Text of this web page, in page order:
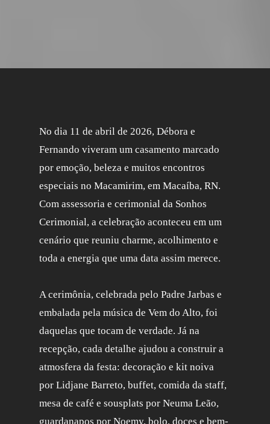
No dia 11 de abril de 2026, Débora e
Fernando viveram um casamento marcado
por emoção, beleza e muitos encontros
especiais no Macamirim, em Macaíba, RN.
Com assessoria e cerimonial da Sonhos
Cerimonial, a celebração aconteceu em um
cenário que reuniu charme, acolhimento e
toda a energia que uma data assim merece.
A cerimônia, celebrada pelo Padre Jarbas e
embalada pela música de Vem do Alto, foi
daquelas que tocam de verdade. Já na
recepção, cada detalhe ajudou a construir a
atmosfera da festa: decoração e kit noiva
por Lidjane Barreto, buffet, comida da staff,
mesa de café e sousplats por Neuma Leão,
guardanapos por Noemy, bolo, doces e bem-